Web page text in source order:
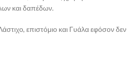
και δαπέδων.
επιστόμιο και Γυάλα εφόσον δεν